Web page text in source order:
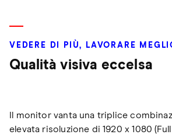
VEDERE DI PIÙ, LAVORARE
Qualità visiva eccelsa
Il monitor vanta una triplice
elevata risoluzione di 1920 x 1080